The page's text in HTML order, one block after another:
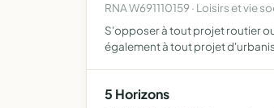
RNA W691110159 · Loisirs et vie
S'opposer à tout projet routier
également à tout projet
5 Horizons